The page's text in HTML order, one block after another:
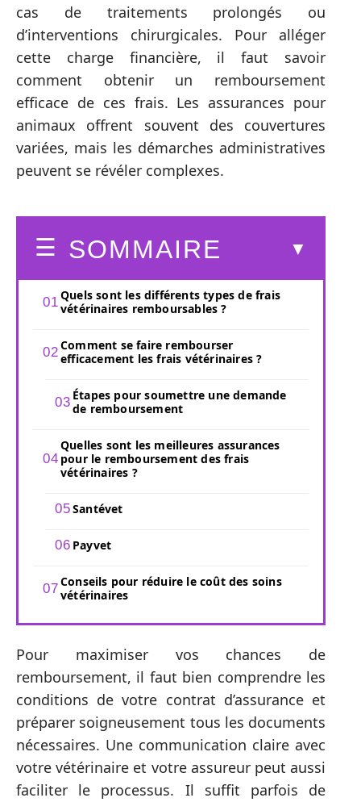
cas de traitements prolongés ou
d’interventions chirurgicales. Pour alléger
cette charge financière, il faut savoir
comment obtenir un remboursement
efficace de ces frais. Les assurances pour
animaux offrent souvent des couvertures
variées, mais les démarches administratives
peuvent se révéler complexes.
SOMMAIRE
Quels sont les différents types de frais
vétérinaires remboursables ?
Comment se faire rembourser
efficacement les frais vétérinaires ?
Étapes pour soumettre une demande
de remboursement
Quelles sont les meilleures assurances
pour le remboursement des frais
vétérinaires ?
Santévet
Payvet
Conseils pour réduire le coût des soins
vétérinaires
Pour maximiser vos chances de
remboursement, il faut bien comprendre les
conditions de votre contrat d’assurance et
préparer soigneusement tous les documents
nécessaires. Une communication claire avec
votre vétérinaire et votre assureur peut aussi
faciliter le processus. Il suffit parfois de